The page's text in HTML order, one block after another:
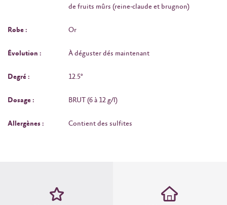
de fruits mûrs (reine-claude et brugnon)
Robe : Or
Évolution : À déguster dés maintenant
Degré : 12.5°
Dosage : BRUT (6 à 12 g/l)
Allergènes : Contient des sulfites